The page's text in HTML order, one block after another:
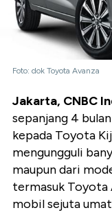
Foto: dok Toyota Avanza
Jakarta, CNBC
sepanjang 4
kepada Toyota
mengungguli
maupun dari
termasuk Toyota
mobil sejuta